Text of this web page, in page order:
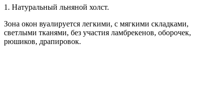
1. Натуральный льняной холст.
Зона окон вуалируется легкими, с мягкими складками,
светлыми тканями, без участия ламбрекенов, оборочек,
рюшиков, драпировок.